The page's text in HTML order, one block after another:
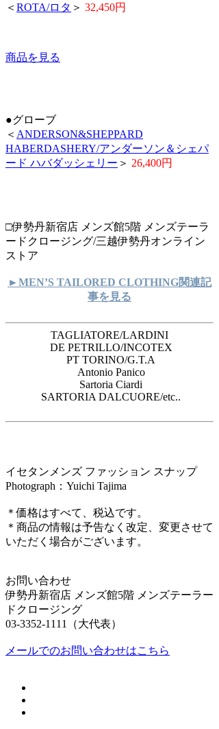
＜ ROTA/ロタ ＞ 32,450円
商品を見る
●グローブ
＜ ANDERSON&SHEPPARD
HABERDASHERY/アンダーソン＆シェパ
ード ハバダッシェリー ＞ 26,400円
□伊勢丹新宿店 メンズ館5階 メンズテーラ
ードクロージング/三越伊勢丹オンライン
ストア
►MEN’S TAILORED CLOTHING関連記
事を見る
TAGLIATORE/LARDINI
DE PETRILLO/INCOTEX
PT TORINO/G.T.A
Antonio Panico
Sartoria Ciardi
SARTORIA DALCUORE/etc..
イセタンメンズ ファッション スナップ
Photograph：Yuichi Tajima
＊価格はすべて、税込です。
＊商品の情報は予告なく改定、変更させて
いただく場合がございます。
お問い合わせ
伊勢丹新宿店 メンズ館5階 メンズテーラー
ドクロージング
03-3352-1111（大代表）
メールでのお問い合わせはこちら